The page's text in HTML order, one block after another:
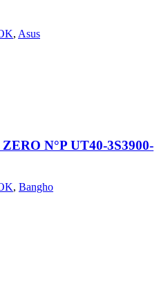
, Asus
N°P UT40-3S3900-
, Bangho